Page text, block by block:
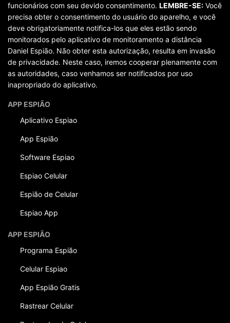
funcionários com seu devido consentimento. LEMBRE-SE: Você
precisa obter o consentimento do usuário do aparelho, e você
deve obrigatoriamente notifica-los que eles estão sendo
monitorados pelo aplicativo de monitoramento a distância
Daniel Espião. Não obter esta autorização, resulta em invasão
de privacidade. Neste caso, iremos cooperar plenamente com
as autoridades, caso venhamos ser notificados por uso
inapropriado do aplicativo.
APP ESPIÃO
Aplicativo Espiao
App Espião
Software Espiao
Espiao Celular
Espião de Celular
Espiao App
APP ESPIÃO
Programa Espião
Celular Espiao
App Espião Gratis
Rastrear Celular